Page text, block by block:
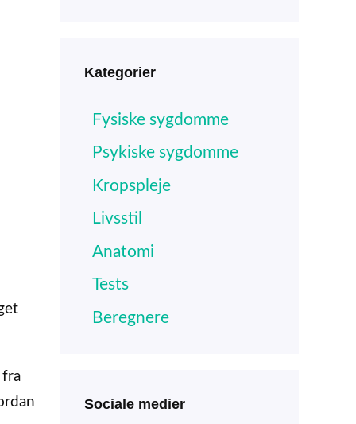
fra
Kategorier
Fysiske sygdomme
Psykiske sygdomme
Kropspleje
Livsstil
Anatomi
Tests
Beregnere
Sociale medier